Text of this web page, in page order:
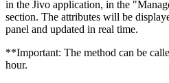
in the Jivo application, in the
section. The attributes will be
panel and updated in real time.
**Important: The method can be
hour.